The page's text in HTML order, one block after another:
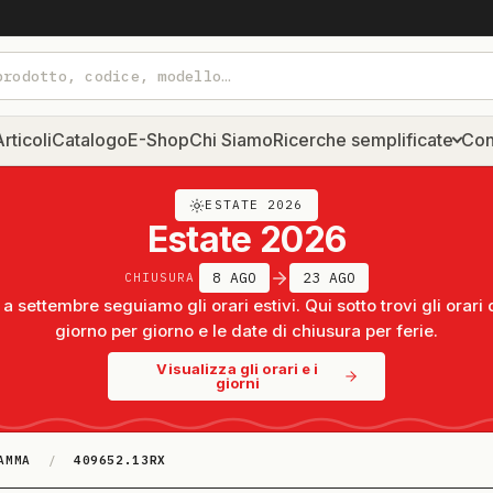
CatalogoE-ShopChi SiamoRicerche semplificate
ESTATE 2026
Estate 2026
CHIUSURA 8 AGO 23 AGO
a settembre seguiamo gli orari estivi. Qui sotto trovi gli orari
giorno per giorno e le date di chiusura per ferie.
Visualizza gli orari e i
giorni
/ 409652.13RX